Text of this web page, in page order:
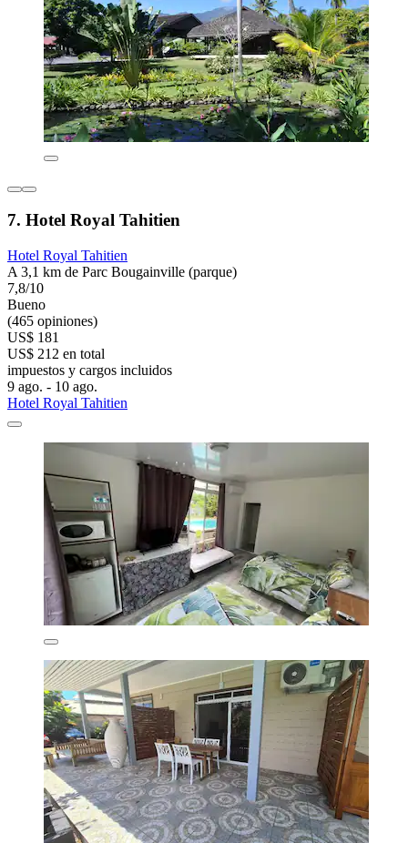
7. Hotel Royal Tahitien
Hotel Royal Tahitien
A 3,1 km de Parc Bougainville (parque)
7,8/10
Bueno
(465 opiniones)
US$ 181
US$ 212 en total
impuestos y cargos incluidos
9 ago. - 10 ago.
Hotel Royal Tahitien